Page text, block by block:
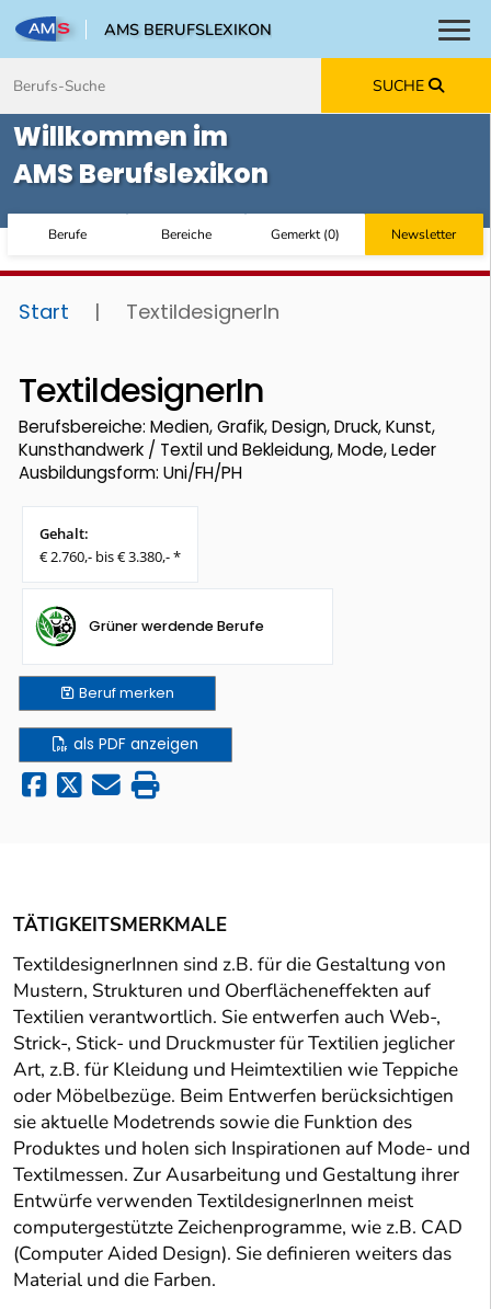
AMS BERUFSLEXIKON
SUCHE
Willkommen im
AMS Berufslexikon
Berufe Bereiche Gemerkt(0) Newsletter
Start | TextildesignerIn
TextildesignerIn
Berufsbereiche: Medien, Grafik, Design, Druck, Kunst,
Kunsthandwerk / Textil und Bekleidung, Mode, Leder
Ausbildungsform: Uni/FH/PH
Gehalt:
€ 2.760,- bis € 3.380,- *
Grüner werdende Berufe
Berufmerken
als PDF anzeigen
TÄTIGKEITSMERKMALE
TextildesignerInnen sind z.B. für die Gestaltung von
Mustern, Strukturen und Oberflächeneffekten auf
Textilien verantwortlich. Sie entwerfen auch Web-,
Strick-, Stick- und Druckmuster für Textilien jeglicher
Art, z.B. für Kleidung und Heimtextilien wie Teppiche
oder Möbelbezüge. Beim Entwerfen berücksichtigen
sie aktuelle Modetrends sowie die Funktion des
Produktes und holen sich Inspirationen auf Mode- und
Textilmessen. Zur Ausarbeitung und Gestaltung ihrer
Entwürfe verwenden TextildesignerInnen meist
computergestützte Zeichenprogramme, wie z.B. CAD
(Computer Aided Design). Sie definieren weiters das
Material und die Farben.